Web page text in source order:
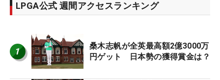
LPGA公式 週間アクセスランキング
1
桑木志帆が全英最高額2億3000万
円ゲット 日本勢の獲得賞金は？